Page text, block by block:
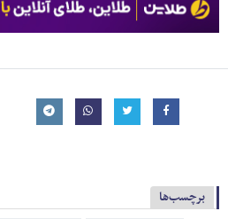
برچسب‌ها